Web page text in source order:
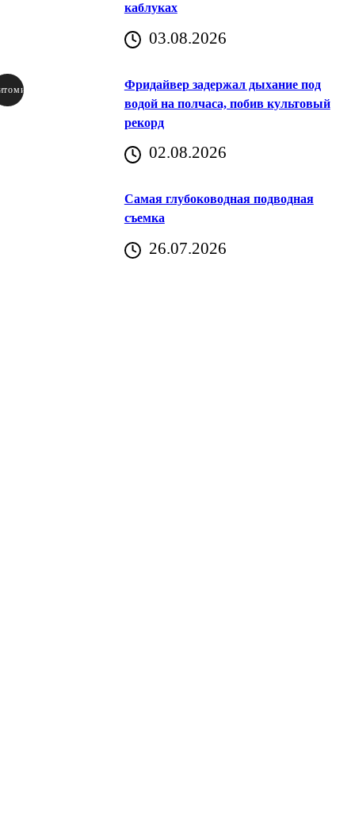
каблуках
03.08.2026
Фридайвер задержал дыхание под
водой на полчаса, побив культовый
рекорд
02.08.2026
Самая глубоководная подводная
съемка
26.07.2026